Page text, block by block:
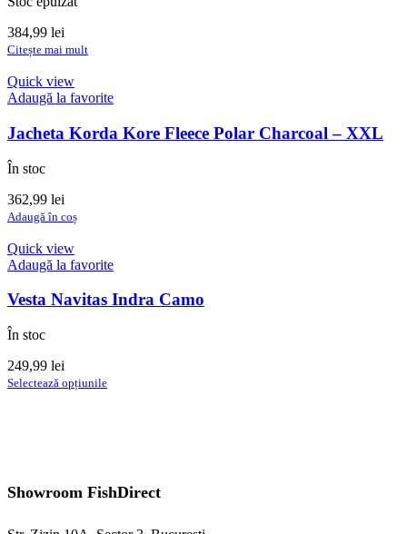
384,99 lei
Citește mai mult
Quick view
Adaugă la favorite
Jacheta Korda Kore Fleece Polar Charcoal – XXL
În stoc
362,99 lei
Adaugă în coș
Quick view
Adaugă la favorite
Vesta Navitas Indra Camo
În stoc
249,99 lei
Selectează opțiunileAcest
pot
alese
Showroom FishDirect